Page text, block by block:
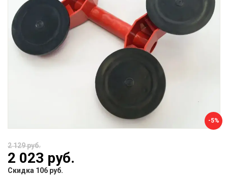
-5%
2 129 руб.
2 023 руб.
Скидка 106 руб.